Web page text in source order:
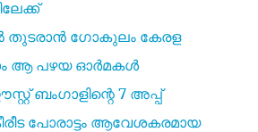
തുടരാൻ ഗോകുലം കേരള
ആ പഴയ ഓർമകൾ
ബംഗാളിന്റെ 7 അപ്പ്
പോരാട്ടം ആവേശകരമായ